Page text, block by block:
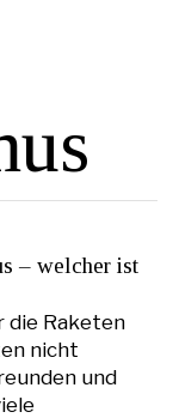
– welcher ist
die Raketen
nicht
und